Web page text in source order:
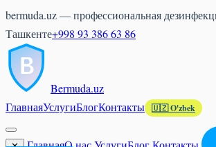
bermuda.uz — профессиональная
Ташкенте+998 93 386 63 86
Bermuda.uz
ГлавнаяУслугиБлогКонтакты 🇺🇿 O'zbek